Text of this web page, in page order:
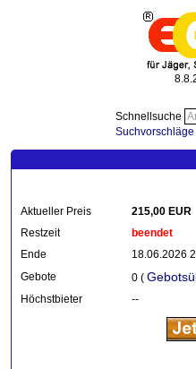
Schnellsuche
Suchvorschläge
Aktueller Preis
215,00 EUR
Restzeit
beendet
Ende
18.06.2026
Gebote
0 (
Höchstbieter
--